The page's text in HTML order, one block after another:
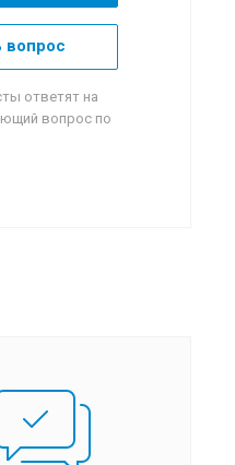
вопрос
ответят на
вопрос по